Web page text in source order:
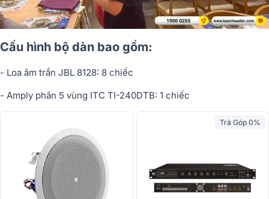
Cấu hình bộ dàn bao gồm:
- Loa âm trần JBL 8128: 8 chiếc
- Amply phân 5 vùng ITC TI-240DTB: 1 chiếc
Trả Góp 0%